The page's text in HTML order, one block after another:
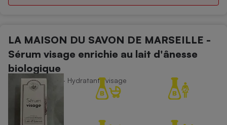
LA MAISON DU SAVON DE MARSEILLE -
Sérum visage enrichie au lait d'ânesse
biologique
Soins du visage - Hydratants visage